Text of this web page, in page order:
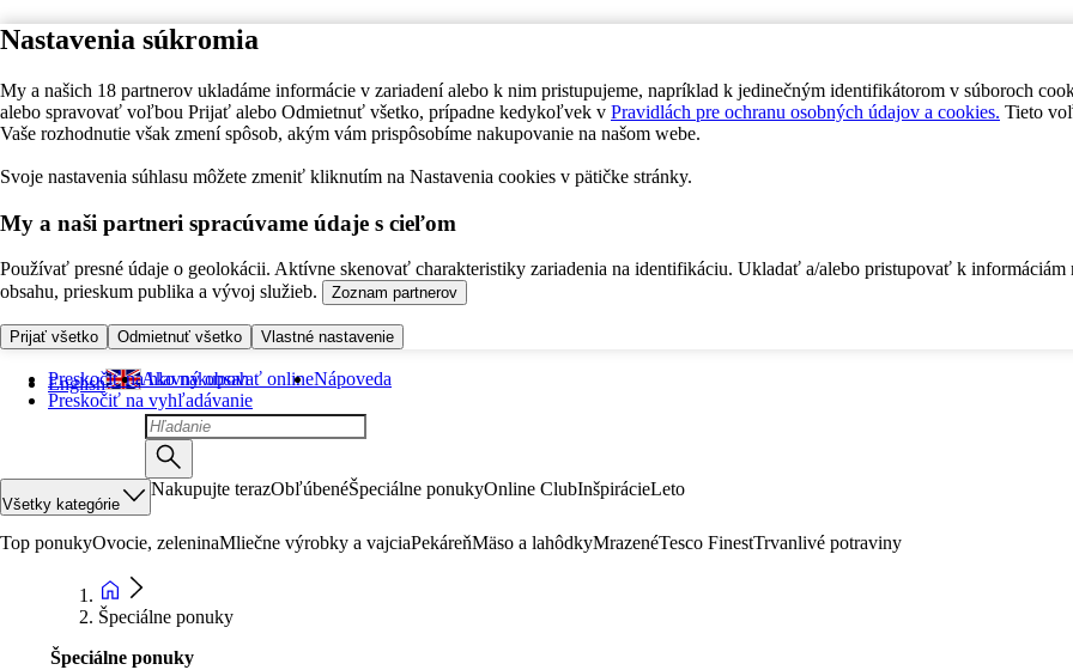
Nastavenia súkromia
My a našich 18 partnerov ukladáme informácie v zariadení alebo k nim pristupujeme, napríklad k jedinečným identifikátorom v súboroch
alebo spravovať voľbou Prijať alebo Odmietnuť všetko, prípadne kedykoľvek v Pravidlách pre ochranu osobných údajov a cookies. Tieto
Vaše rozhodnutie však zmení spôsob, akým vám prispôsobíme nakupovanie na našom webe.
Svoje nastavenia súhlasu môžete zmeniť kliknutím na Nastavenia cookies v pätičke stránky.
My a naši partneri spracúvame údaje s cieľom
Používať presné údaje o geolokácii. Aktívne skenovať charakteristiky zariadenia na identifikáciu. Ukladať a/alebo pristupovať k informáciám
obsahu, prieskum publika a vývoj služieb.
Zoznam partnerov
Prijať všetko Odmietnuť všetko Vlastné nastavenie
Preskočiť na hlavný obsah
Preskočiť na vyhľadávanie
English Ako nakupovať onlineNápoveda
Všetky kategórie
Nakupujte terazObľúbenéŠpeciálne ponukyOnline ClubInšpirácieLeto
Top ponukyOvocie, zeleninaMliečne výrobky a vajciaPekáreňMäso a lahôdkyMrazenéTesco FinestTrvanlivé potraviny
Špeciálne ponuky
Špeciálne ponuky